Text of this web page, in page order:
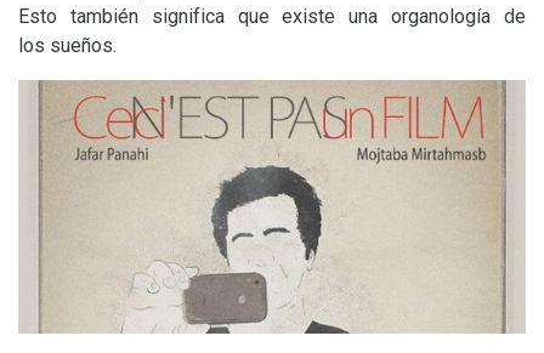
Esto también significa que existe una organología de
los sueños.